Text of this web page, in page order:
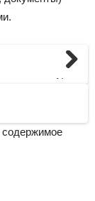
Next
содержимое